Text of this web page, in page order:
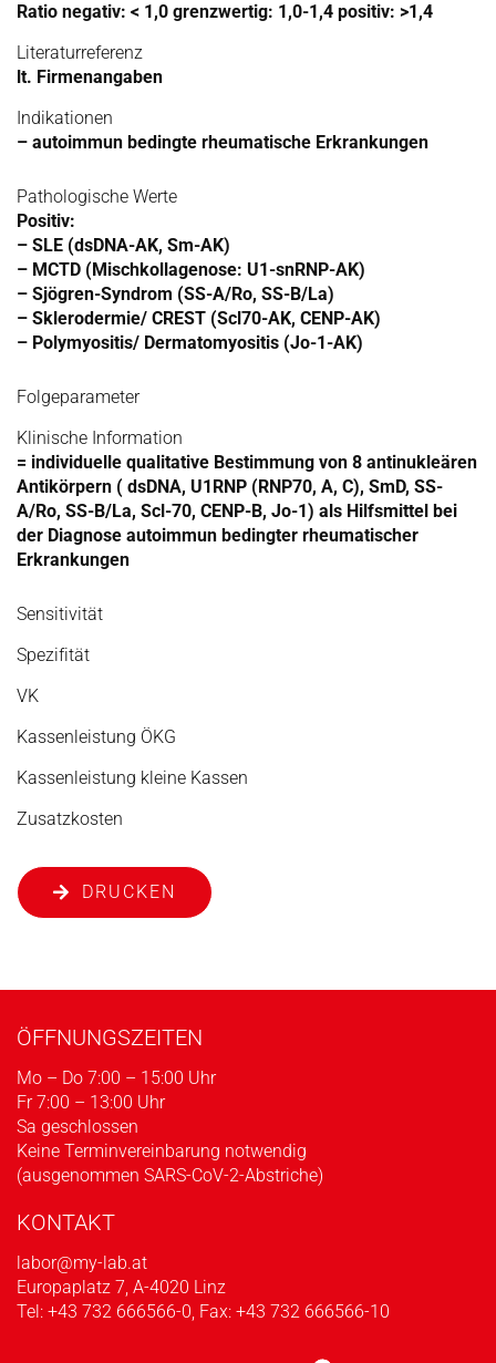
Ratio negativ: < 1,0 grenzwertig: 1,0-1,4 positiv: >1,4
Literaturreferenz
lt. Firmenangaben
Indikationen
– autoimmun bedingte rheumatische Erkrankungen
Pathologische Werte
Positiv:
– SLE (dsDNA-AK, Sm-AK)
– MCTD (Mischkollagenose: U1-snRNP-AK)
– Sjögren-Syndrom (SS-A/Ro, SS-B/La)
– Sklerodermie/ CREST (Scl70-AK, CENP-AK)
– Polymyositis/ Dermatomyositis (Jo-1-AK)
Folgeparameter
Klinische Information
= individuelle qualitative Bestimmung von 8 antinukleären
Antikörpern ( dsDNA, U1RNP (RNP70, A, C), SmD, SS-
A/Ro, SS-B/La, Scl-70, CENP-B, Jo-1) als Hilfsmittel bei
der Diagnose autoimmun bedingter rheumatischer
Erkrankungen
Sensitivität
Spezifität
VK
Kassenleistung ÖKG
Kassenleistung kleine Kassen
Zusatzkosten
DRUCKEN
ÖFFNUNGSZEITEN
Mo – Do 7:00 – 15:00 Uhr
Fr 7:00 – 13:00 Uhr
Sa geschlossen
Keine Terminvereinbarung notwendig
(ausgenommen SARS-CoV-2-Abstriche)
KONTAKT
labor@my-lab.at
Europaplatz 7, A-4020 Linz
Tel: +43 732 666566-0, Fax: +43 732 666566-10